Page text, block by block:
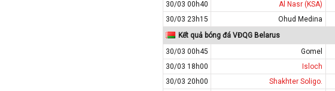
30/03 00h40
Al Nasr (KSA)
30/03 23h15
Ohud Medina
Kết quả bóng đá VĐQG Belarus
30/03 00h45
Gomel
30/03 18h00
Isloch
30/03 20h00
Shakhter Soligo.